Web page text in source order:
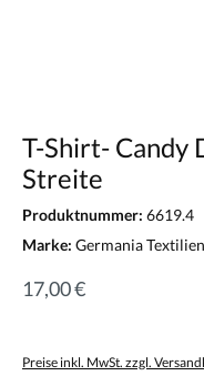
T-Shirt- Candy
Streite
Produktnummer: 6619.4
Marke: Germania Textilien
17,00 €
Preise inkl. MwSt. zzgl.